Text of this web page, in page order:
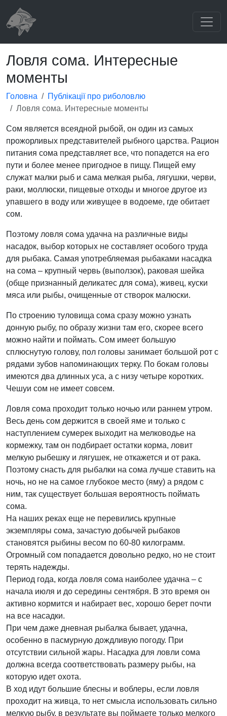
Ловля сома. Интересные
моменты
Головна
Публікації про риболовлю
Ловля сома. Интересные моменты
Сом является всеядной рыбой, он один из самых
прожорливых представителей рыбного царства. Рацион
питания сома представляет все, что попадется на его
пути и более менее пригодное в пищу. Пищей ему
служат малки рыб и сама мелкая рыба, лягушки, черви,
раки, моллюски, пищевые отходы и многое другое из
упавшего в воду или живущее в водоеме, где обитает
сом.
Поэтому ловля сома удачна на различные виды
насадок, выбор которых не составляет особого труда
для рыбака. Самая употребляемая рыбаками насадка
на сома – крупный червь (выползок), раковая шейка
(обще признанный деликатес для сома), живец, куски
мяса или рыбы, очищенные от створок малюски.
По строению туловища сома сразу можно узнать
донную рыбу, по образу жизни там его, скорее всего
можно найти и поймать. Сом имеет большую
сплюснутую голову, пол головы занимает большой рот с
рядами зубов напоминающих терку. По бокам головы
имеются два длинных уса, а с низу четыре коротких.
Чешуи сом не имеет совсем.
Ловля сома проходит только ночью или раннем утром.
Весь день сом держится в своей яме и только с
наступлением сумерек выходит на мелководье на
кормежку, там он подбирает остатки корма, ловит
мелкую рыбешку и лягушек, не откажется и от рака.
Поэтому снасть для рыбалки на сома лучше ставить на
ночь, но не на самое глубокое место (яму) а рядом с
ним, так существует большая вероятность поймать
сома.
На наших реках еще не перевились крупные
экземпляры сома, зачастую добычей рыбаков
становятся рыбины весом по 60-80 килограмм.
Огромный сом попадается довольно редко, но не стоит
терять надежды.
Период года, когда ловля сома наиболее удачна – с
начала июля и до середины сентября. В это время он
активно кормится и набирает вес, хорошо берет почти
на все насадки.
При чем даже дневная рыбалка бывает, удачна,
особенно в пасмурную дождливую погоду. При
отсутствии сильной жары. Насадка для ловли сома
должна всегда соответствовать размеру рыбы, на
которую идет охота.
В ход идут большие блесны и воблеры, если ловля
проходит на живца, то нет смысла использовать сильно
мелкую рыбу, в результате вы поймаете только мелкого